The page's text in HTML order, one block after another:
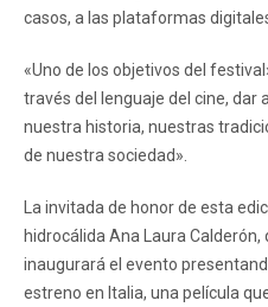
casos, a las plataformas
«Uno de los objetivos del
través del lenguaje del cine, dar
nuestra historia, nuestras
de nuestra sociedad».
La invitada de honor de esta
hidrocálida Ana Laura
inaugurará el evento
estreno en Italia, una película